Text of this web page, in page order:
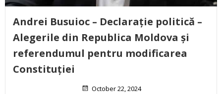
Andrei Busuioc – Declarație politică –
Alegerile din Republica Moldova și
referendumul pentru modificarea
Constituției
October 22, 2024